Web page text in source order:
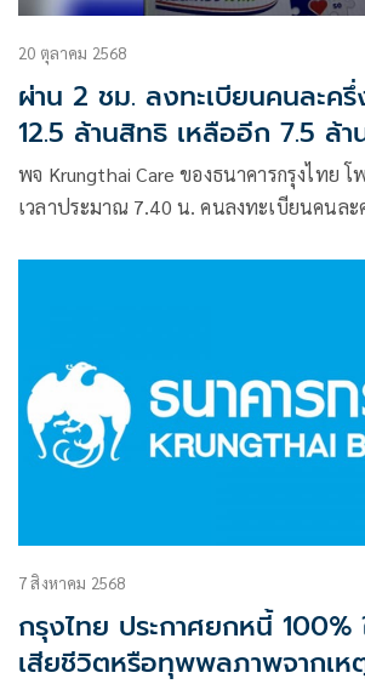
20 ตุลาคม 2568
ผ่าน 2 ชม. ลงทะเบียนคนละค
12.5 ล้านสิทธิ เหลืออีก 7.5 ล้
พจ Krungthai Care ของธนาคารกรุงไทย
เวลาประมาณ 7.40 น. คนลงทะเบียนคนละ
7 สิงหาคม 2568
กรุงไทย ประกาศยกหนี้ 100%
เสียชีวิตหรือทุพพลภาพจากเห